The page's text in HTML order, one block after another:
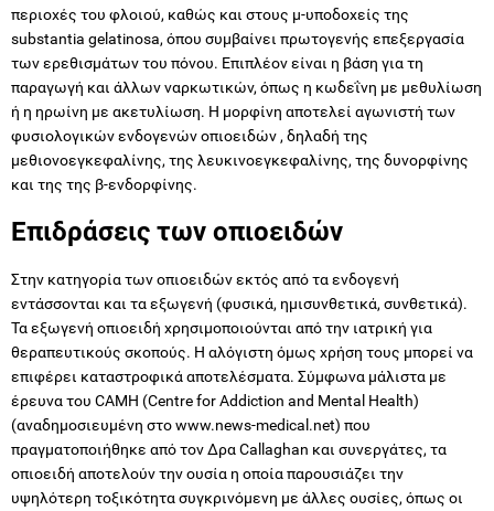
περιοχές του φλοιού, καθώς και στους μ-υποδοχείς της
substantia gelatinosa, όπου συμβαίνει πρωτογενής επεξεργασία
των ερεθισμάτων του πόνου. Επιπλέον είναι η βάση για τη
παραγωγή και άλλων ναρκωτικών, όπως η κωδεΐνη με μεθυλίωση
ή η ηρωίνη με ακετυλίωση. Η μορφίνη αποτελεί αγωνιστή των
φυσιολογικών ενδογενών οπιοειδών , δηλαδή της
μεθιονοεγκεφαλίνης, της λευκινοεγκεφαλίνης, της δυνορφίνης
και της της β-ενδορφίνης.
Επιδράσεις των οπιοειδών
Στην κατηγορία των οπιοειδών εκτός από τα ενδογενή
εντάσσονται και τα εξωγενή (φυσικά, ημισυνθετικά, συνθετικά).
Τα εξωγενή οπιοειδή χρησιμοποιούνται από την ιατρική για
θεραπευτικούς σκοπούς. Η αλόγιστη όμως χρήση τους μπορεί να
επιφέρει καταστροφικά αποτελέσματα. Σύμφωνα μάλιστα με
έρευνα του CAMH (Centre for Addiction and Mental Health)
(αναδημοσιευμένη στο www.news-medical.net) που
πραγματοποιήθηκε από τον Δρα Callaghan και συνεργάτες, τα
οπιοειδή αποτελούν την ουσία η οποία παρουσιάζει την
υψηλότερη τοξικότητα συγκρινόμενη με άλλες ουσίες, όπως οι